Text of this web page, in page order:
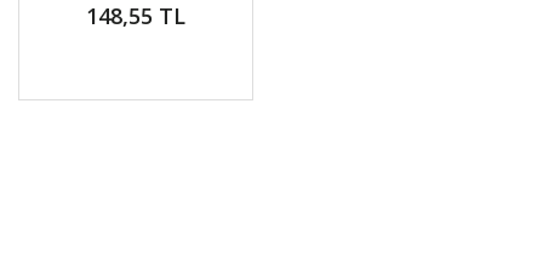
148,55 TL